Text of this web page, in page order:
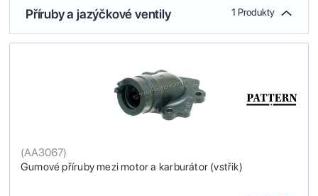
Příruby a jazýčkové ventily 1 Produkty
Gumové příruby mezi motor a karburátor (vstřik)
(AA3067)